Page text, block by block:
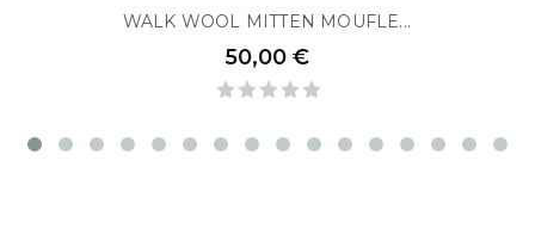
WALK WOOL MITTEN MOUFLE...
50,00 €